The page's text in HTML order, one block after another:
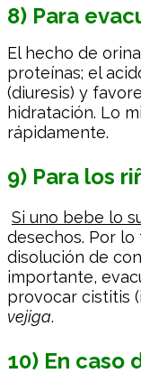
8) Para
El hecho de
proteínas; el
(diuresis) y
hidratación. Lo
rápidamente.
9) Para los
Si uno bebe lo
desechos. Por
disolución de
importante,
provocar cistitis
vejiga.
10) En caso